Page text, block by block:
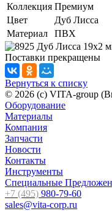
Коллекция Премиум
Цвет
Дуб Лисса
Материал
ПВХ
Поставки прекращены
Вернуться к списку
© 2026 (c) VITA-group
Оборудование
Материалы
Компания
Запчасти
Новости
Контакты
Инструменты
Специальные
+7 (495) 980-79-60
sales@vita-corp.ru